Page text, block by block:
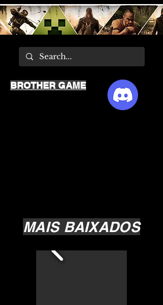
MAIS BAIXADOS
BROTHER GAME